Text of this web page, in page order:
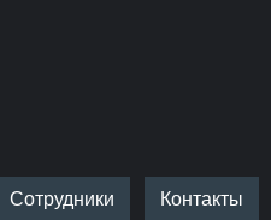
Сотрудники Контакты